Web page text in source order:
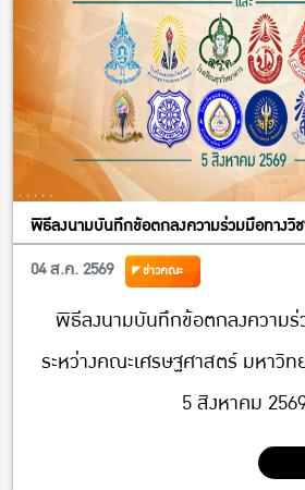
พิธีลงนามบันทึกข้อตกลงความร่วมมือทางวิช
04 ส.ค. 2569
ข่าวคณะ
พิธีลงนามบันทึกข้อตกลงความร่
ระหว่างคณะเศรษฐศาสตร์ มหาวิ
5 สิงหาคม